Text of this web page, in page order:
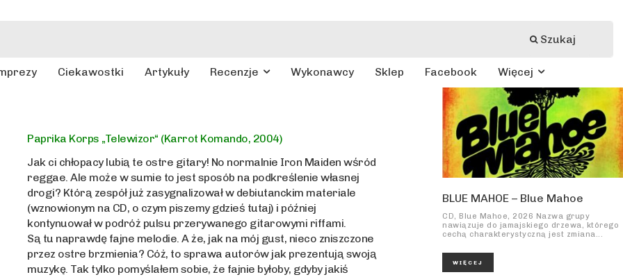
Szukaj
Ciekawostki Artykuły Recenzje Wykonawcy Sklep Facebook Więcej
Paprika Korps „Telewizor“ (Karrot Komando, 2004)
Jak ci chłopacy lubią te ostre gitary! No normalnie Iron Maiden wśród
reggae. Ale może w sumie to jest sposób na podkreślenie własnej
drogi? Którą zespół już zasygnalizował w debiutanckim materiale
(wznowionym na CD, o czym piszemy gdzieś tutaj) i później
kontynuował w podróż pulsu przerywanego gitarowymi riffami.
Są tu naprawdę fajne melodie. A że, jak na mój gust, nieco zniszczone
przez ostre brzmienia? Cóż, to sprawa autorów jak prezentują swoją
muzykę. Tak tylko pomyślałem sobie, że fajnie byłoby, gdyby jakiś
BLUE MAHOE – Blue Mahoe
CD, Blue Mahoe, 2026 Nazwa grupy
nawiązuje do jamajskiego drzewa, którego
cechą charakterystyczną jest zmiana...
WIĘCEJ